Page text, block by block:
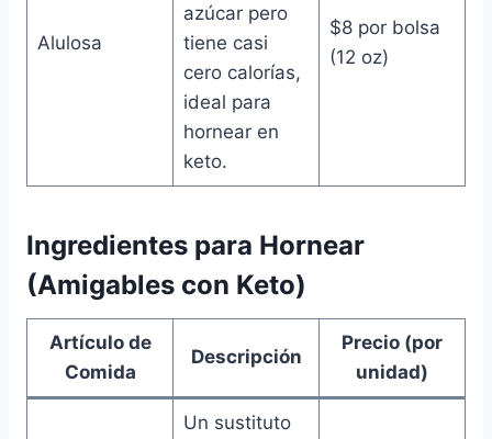
Alulosa
azúcar pero
tiene casi
cero calorías,
ideal para
hornear en
keto.
$8 por bolsa
(12 oz)
Ingredientes para Hornear
(Amigables con Keto)
Artículo de
Comida
Descripción
Precio (por
unidad)
Un sustituto